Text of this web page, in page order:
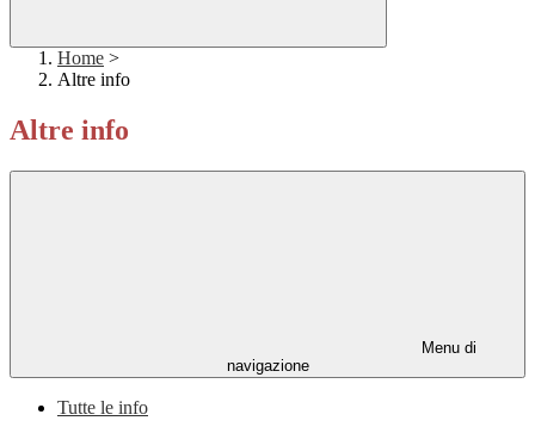
Home >
Altre info
Altre info
Menu di
navigazione
Tutte le info